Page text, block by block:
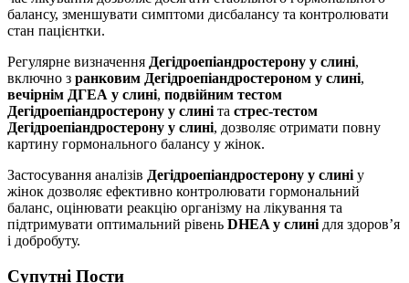
балансу, зменшувати симптоми дисбалансу та контролювати
стан пацієнтки.
Регулярне визначення Дегідроепіандростерону у слині,
включно з ранковим Дегідроепіандростероном у слині,
вечірнім ДГЕА у слині, подвійним тестом
Дегідроепіандростерону у слині та стрес-тестом
Дегідроепіандростерону у слині, дозволяє отримати повну
картину гормонального балансу у жінок.
Застосування аналізів Дегідроепіандростерону у слині у
жінок дозволяє ефективно контролювати гормональний
баланс, оцінювати реакцію організму на лікування та
підтримувати оптимальний рівень DHEA у слині для здоров’я
і добробуту.
Супутні Поcти